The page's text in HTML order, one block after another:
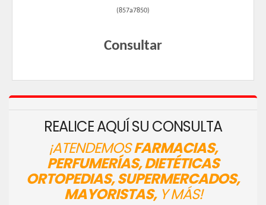
(857a7850)
Consultar
REALICE AQUÍ SU CONSULTA
¡ATENDEMOSFARMACIAS,
PERFUMERÍAS, DIETÉTICAS
ORTOPEDIAS, SUPERMERCADOS,
MAYORISTAS,Y MÁS!